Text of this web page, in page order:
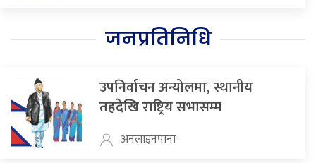
जनप्रतिनिधि
उपनिर्वाचन अन्योलमा, स्थानीय
तहदेखि राष्ट्रिय सभासम्म
अनलाइनपाना